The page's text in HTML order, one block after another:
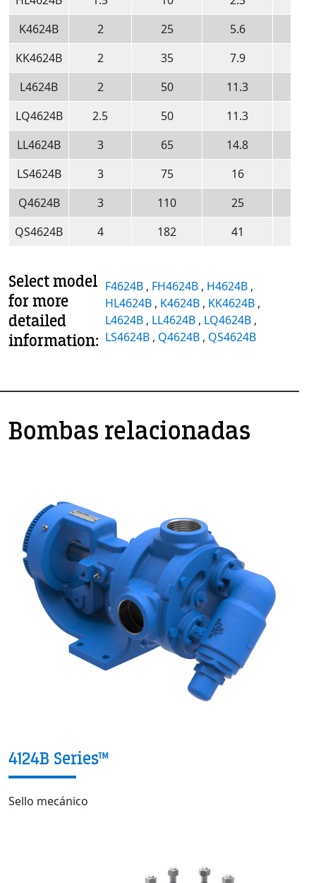
K4624B
2 25 5.6
KK4624B
2 35 7.9
L4624B
2 50 11.3
LQ4624B
2.5 50 11.3
LL4624B
3 65 14.8
LS4624B
3 75 16
Q4624B
3 110 25
QS4624B
4 182 41
Select model
for more
detailed
information:
F4624B , FH4624B , H4624B ,
HL4624B , K4624B , KK4624B ,
L4624B , LL4624B , LQ4624B ,
LS4624B , Q4624B , QS4624B
Bombas relacionadas
4124B Series™
Sello mecánico